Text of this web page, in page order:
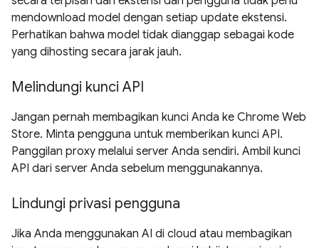
mendownload model dengan setiap update ekstensi.
Perhatikan bahwa model tidak dianggap sebagai kode
yang dihosting secara jarak jauh.
Melindungi kunci API
Jangan pernah membagikan kunci Anda ke Chrome Web
Store. Minta pengguna untuk memberikan kunci API.
Panggilan proxy melalui server Anda sendiri. Ambil kunci
API dari server Anda sebelum menggunakannya.
Lindungi privasi pengguna
Jika Anda menggunakan AI di cloud atau membagikan